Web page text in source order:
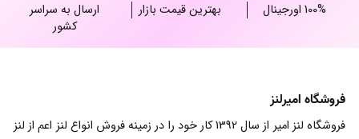
100% اورجینال بهترین قیمت بازار
ارسال به سراسر
کشور
فروشگاه امیرلنز
فروشگاه لنز امیر از سال 1392 کار خود را در زمینه فروش انواع لنز اعم از لنز